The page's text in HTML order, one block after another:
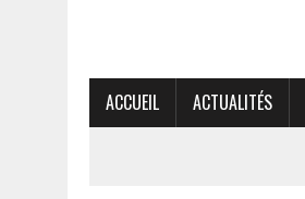
ACCUEIL ACTUALITÉS